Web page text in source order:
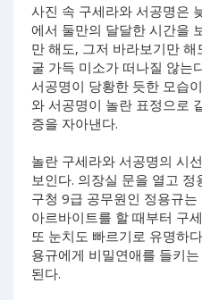
사진 속 구세라와 서공명은
에서 둘만의 달달한 시간을
만 해도, 그저 바라보기만
굴 가득 미소가 떠나질 않는
서공명이 당황한 듯한 모습
와 서공명이 놀란 표정으로
증을 자아낸다.
놀란 구세라와 서공명의 시
보인다. 의장실 문을 열고
구청 9급 공무원인 정용규
아르바이트를 할 때부터 구
또 눈치도 빠르기로 유명하
용규에게 비밀연애를 들키
된다.